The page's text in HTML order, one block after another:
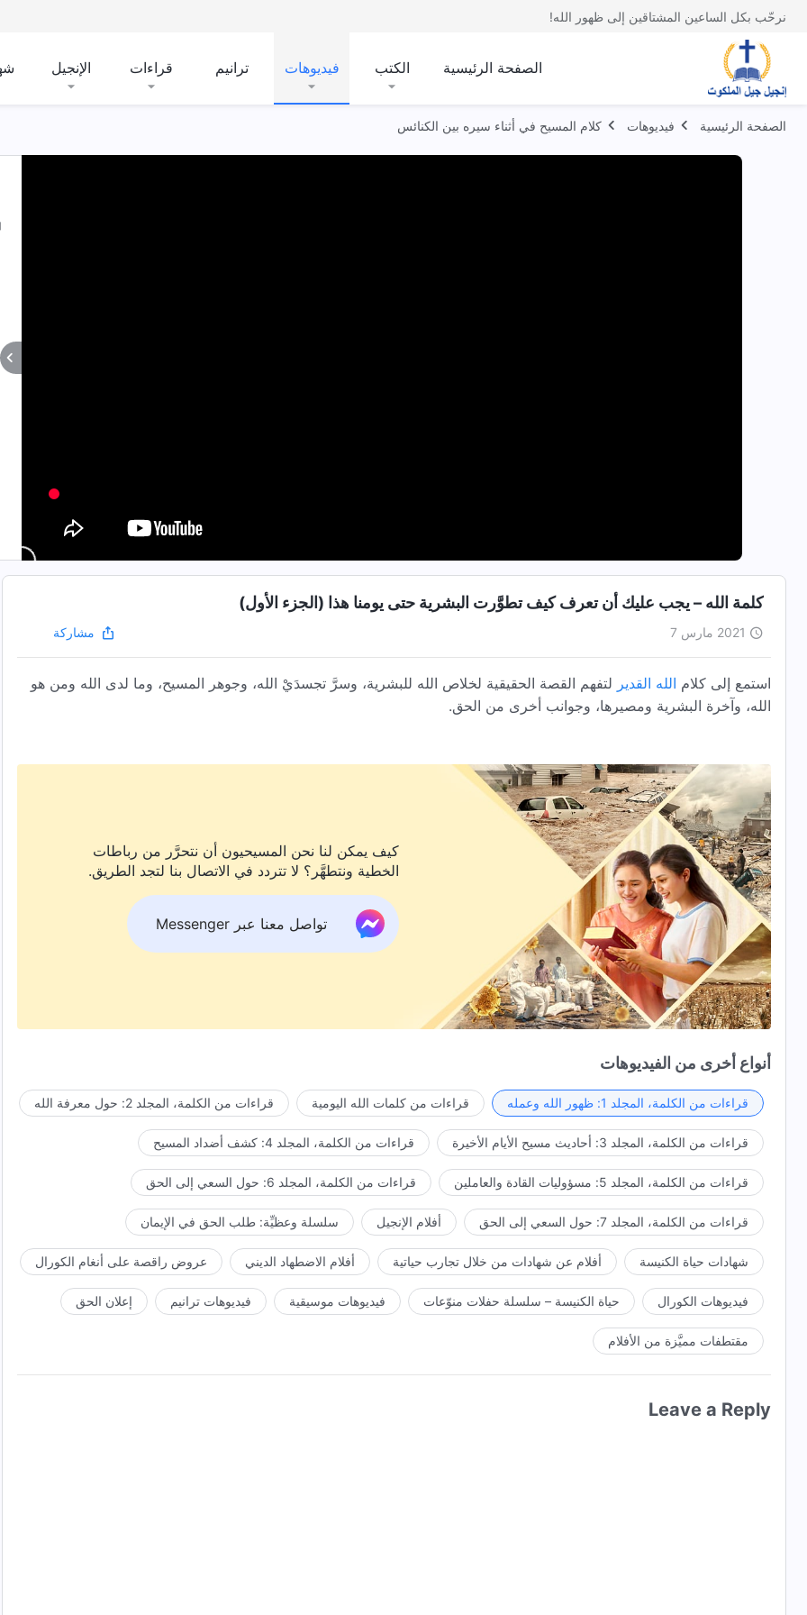
نرحّب بكل الساعين المشتاقين إلى ظهور الله!
الصفحة الرئيسية الكتب فيديوهات ترانيم قراءات الإنجيل
الصفحة الرئيسية فيديوهات كلام المسيح في أثناء سيره بين الكنائس
كلمة الله – يجب عليك أن تعرف كيف تطوَّرت البشرية حتى يومنا هذا (الجزء الأول)
2021 مارس 7 مشاركة
استمع إلى كلام الله القدير لتفهم القصة الحقيقية لخلاص الله للبشرية، وسرَّ تجسدَيْ الله، وجوهر المسيح، وما لدى الله ومن هو
الله، وآخرة البشرية ومصيرها، وجوانب أخرى من الحق.
كيف يمكن لنا نحن المسيحيون أن نتحرَّر من رباطات
الخطية ونتطهَّر؟ لا تتردد في الاتصال بنا لتجد الطريق.
تواصل معنا عبر Messenger
أنواع أخرى من الفيديوهات
قراءات من الكلمة، المجلد 1: ظهور الله وعمله قراءات من كلمات الله اليومية قراءات من الكلمة، المجلد 2: حول معرفة الله
قراءات من الكلمة، المجلد 3: أحاديث مسيح الأيام الأخيرة قراءات من الكلمة، المجلد 4: كشف أضداد المسيح
قراءات من الكلمة، المجلد 5: مسؤوليات القادة والعاملين قراءات من الكلمة، المجلد 6: حول السعي إلى الحق
قراءات من الكلمة، المجلد 7: حول السعي إلى الحق أفلام الإنجيل سلسلة وعظيِّة: طلب الحق في الإيمان
شهادات حياة الكنيسة أفلام عن شهادات من خلال تجارب حياتية أفلام الاضطهاد الديني عروض راقصة على أنغام الكورال
فيديوهات الكورال حياة الكنيسة – سلسلة حفلات منوّعات فيديوهات موسيقية فيديوهات ترانيم إعلان الحق
مقتطفات مميَّزة من الأفلام
Leave a Reply